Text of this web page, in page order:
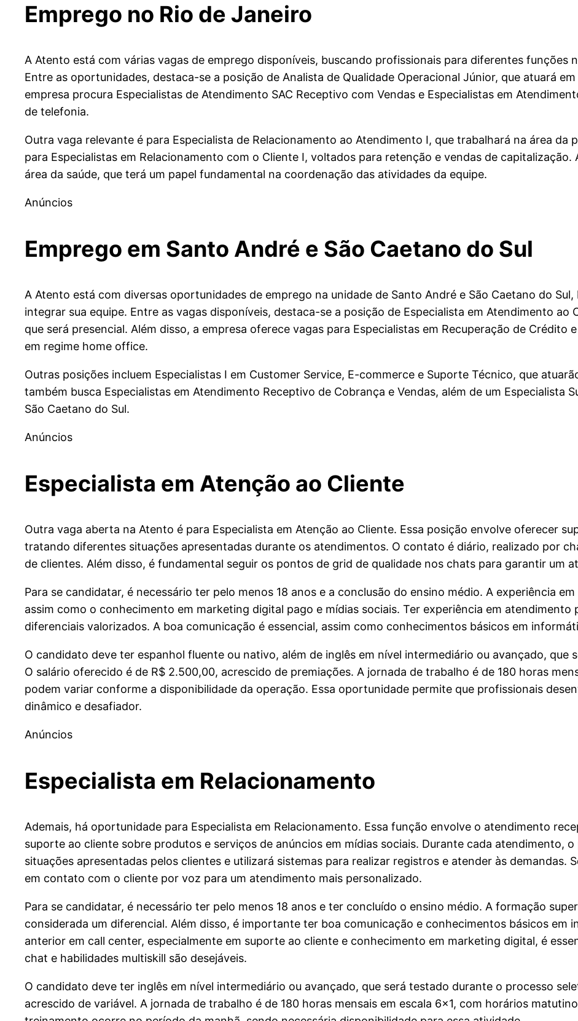
Emprego no Rio de Janeiro
A Atento está com várias vagas de emprego disponíveis, buscando profissionais para diferentes funções
Entre as oportunidades, destaca-se a posição de Analista de Qualidade Operacional Júnior, que atuará
empresa procura Especialistas de Atendimento SAC Receptivo com Vendas e Especialistas em
de telefonia.
Outra vaga relevante é para Especialista de Relacionamento ao Atendimento I, que trabalhará na área
para Especialistas em Relacionamento com o Cliente I, voltados para retenção e vendas de capitalização.
área da saúde, que terá um papel fundamental na coordenação das atividades da equipe.
Anúncios
Emprego em Santo André e São Caetano do Sul
A Atento está com diversas oportunidades de emprego na unidade de Santo André e São Caetano do
integrar sua equipe. Entre as vagas disponíveis, destaca-se a posição de Especialista em Atendimento ao
que será presencial. Além disso, a empresa oferece vagas para Especialistas em Recuperação de Crédito
em regime home office.
Outras posições incluem Especialistas I em Customer Service, E-commerce e Suporte Técnico, que
também busca Especialistas em Atendimento Receptivo de Cobrança e Vendas, além de um Especialista
São Caetano do Sul.
Anúncios
Especialista em Atenção ao Cliente
Outra vaga aberta na Atento é para Especialista em Atenção ao Cliente. Essa posição envolve oferecer
tratando diferentes situações apresentadas durante os atendimentos. O contato é diário, realizado por
de clientes. Além disso, é fundamental seguir os pontos de grid de qualidade nos chats para garantir um
Para se candidatar, é necessário ter pelo menos 18 anos e a conclusão do ensino médio. A experiência
assim como o conhecimento em marketing digital pago e mídias sociais. Ter experiência em atendimento
diferenciais valorizados. A boa comunicação é essencial, assim como conhecimentos básicos em
O candidato deve ter espanhol fluente ou nativo, além de inglês em nível intermediário ou avançado, que
O salário oferecido é de R$ 2.500,00, acrescido de premiações. A jornada de trabalho é de 180 horas
podem variar conforme a disponibilidade da operação. Essa oportunidade permite que profissionais
dinâmico e desafiador.
Anúncios
Especialista em Relacionamento
Ademais, há oportunidade para Especialista em Relacionamento. Essa função envolve o atendimento
suporte ao cliente sobre produtos e serviços de anúncios em mídias sociais. Durante cada atendimento,
situações apresentadas pelos clientes e utilizará sistemas para realizar registros e atender às demandas.
em contato com o cliente por voz para um atendimento mais personalizado.
Para se candidatar, é necessário ter pelo menos 18 anos e ter concluído o ensino médio. A formação
considerada um diferencial. Além disso, é importante ter boa comunicação e conhecimentos básicos em
anterior em call center, especialmente em suporte ao cliente e conhecimento em marketing digital, é
chat e habilidades multiskill são desejáveis.
O candidato deve ter inglês em nível intermediário ou avançado, que será testado durante o processo
acrescido de variável. A jornada de trabalho é de 180 horas mensais em escala 6×1, com horários